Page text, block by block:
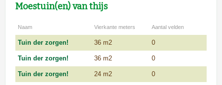
Moestuin(en) van thijs
Naam Vierkante meters Aantal velden
Tuin der zorgen! 36 m2 0
Tuin der zorgen! 36 m2 0
Tuin der zorgen! 24 m2 0